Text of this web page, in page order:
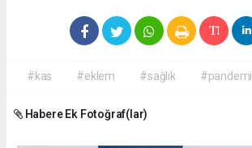
#kas #eklem #sağlık #pandemi
Habere Ek Fotoğraf(lar)